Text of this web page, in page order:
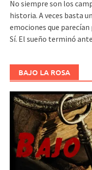
No siempre son los
historia. A veces basta
emociones que
Sí. El sueño terminó
BAJO LA ROSA